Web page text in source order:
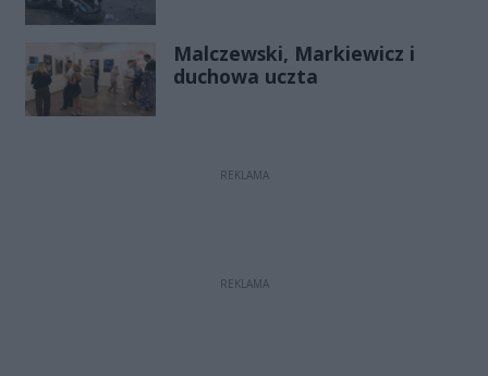
Malczewski, Markiewicz i
duchowa uczta
REKLAMA
REKLAMA